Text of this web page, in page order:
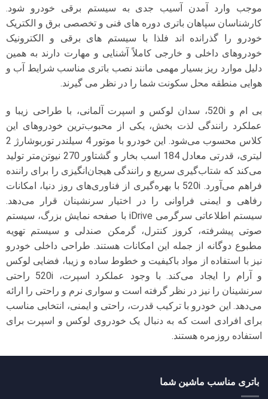
موجب وارد آمدن آسیب جدی به سیستم برقی خودرو شود.
کارشناسان سپاهان باتری دوره های فنی و تخصصی برق و الکتریک
خودرو را گذرانده اند فلذا با سیستم های برقی و الکترونیک
خودروهای داخلی و خارجی کاملاً آشنایی و مهارت دارند به همین
دلیل موارد ریز بسیار مهمی مانند نصب باتری مناسب شرایط آب و
هوایی منطقه محل سکونت شما را در نظر می گیرند.
بی ام و 520i، سدان لوکس و اسپرت آلمانی، با طراحی زیبا و
عملکرد رانندگی لذت بخش، یکی از محبوب‌ترین خودروهای این
کلاس محسوب می‌شود. این خودرو با موتور 4 سیلندر توربوشارژ 2
لیتری، قدرتی معادل 184 اسب بخار و گشتاور 270 نیوتن‌متر تولید
می‌کند که شتاب‌گیری سریع و رانندگی هیجان‌انگیزی را برای راننده
فراهم می‌آورد. 520i با بهره‌گیری از فناوری‌های روز دنیا، امکانات
رفاهی و ایمنی فراوانی را در اختیار سرنشینان قرار می‌دهد.
سیستم اطلاعاتی سرگرمی iDrive با صفحه نمایش بزرگ، سیستم
صوتی پیشرفته، کروز کنترل، گرمکن صندلی و سیستم تهویه
مطبوع دوگانه از جمله این امکانات هستند. طراحی داخلی خودرو
نیز با استفاده از مواد باکیفیت و خطوط ساده و زیبا، فضایی لوکس
و آرام را ایجاد می‌کند. با وجود عملکرد اسپرت، 520i راحتی
سرنشینان را نیز در نظر گرفته است و سواری نرم و راحتی را ارائه
می‌دهد. این خودرو با ترکیب قدرت، راحتی و ایمنی، انتخابی مناسب
برای افرادی است که به دنبال یک خودروی لوکس و اسپرت برای
استفاده روزمره هستند.
باتری مناسب ماشین شما